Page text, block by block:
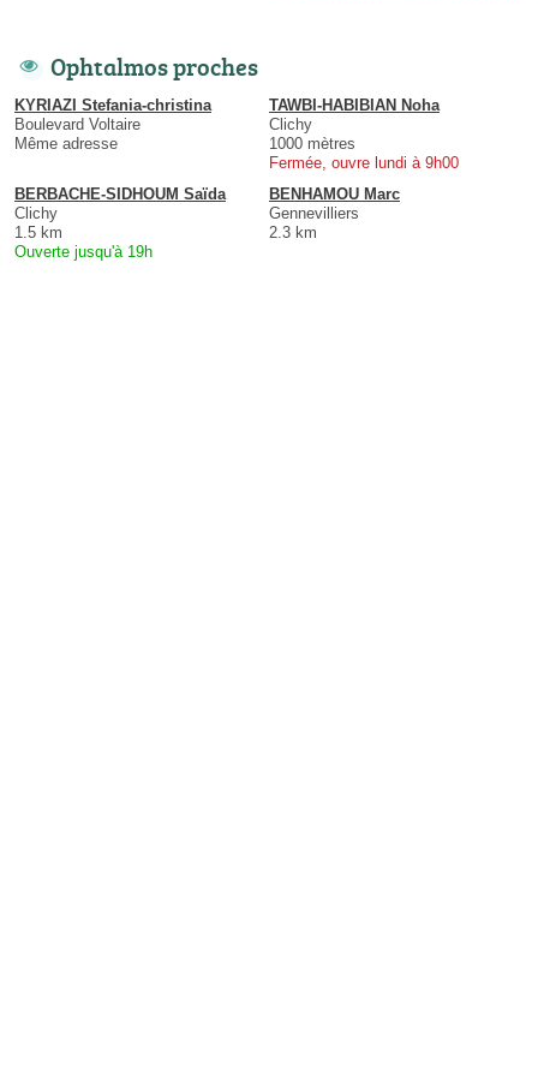
Ophtalmos proches
KYRIAZI Stefania-christina
Boulevard Voltaire
Même adresse
TAWBI-HABIBIAN Noha
Clichy
1000 mètres
Fermée, ouvre lundi à 9h00
BERBACHE-SIDHOUM Saïda
Clichy
1.5 km
Ouverte jusqu'à 19h
BENHAMOU Marc
Gennevilliers
2.3 km